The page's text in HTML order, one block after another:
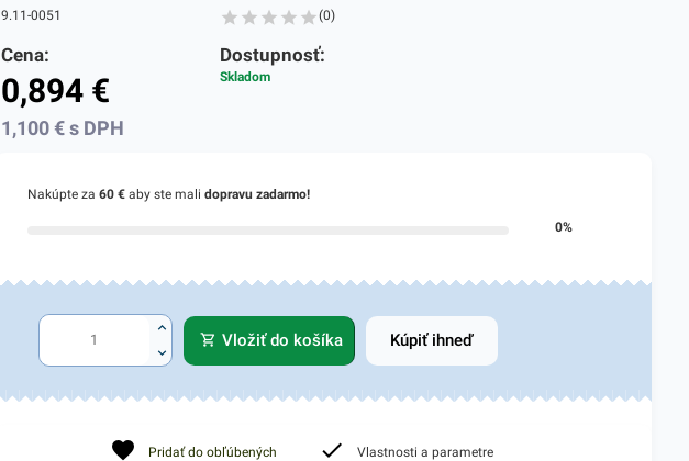
9.11-0051 (0)
Cena:
0,894 €
1,100€s DPH
Dostupnosť:
Skladom
Nakúpte za 60 €aby ste mali dopravu zadarmo!
0%
Vložiť do košíka Kúpiť ihneď
Pridať do obľúbených Vlastnosti a parametre